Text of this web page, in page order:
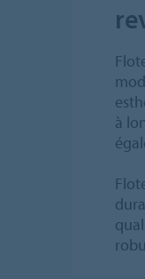
à